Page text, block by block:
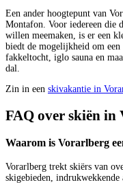
Een ander hoogtepunt van
Montafon. Voor iedereen die
willen meemaken, is er een
biedt de mogelijkheid om
fakkeltocht, iglo sauna en
dal.
Zin in een skivakantie in
FAQ over skiën in
Waarom is Vorarlberg
Vorarlberg trekt skiërs van
skigebieden, indrukwekkende